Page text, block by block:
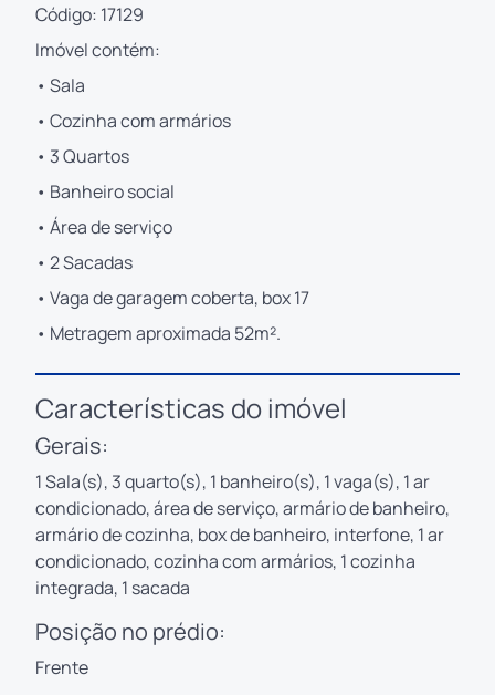
Código: 17129
Imóvel contém:
• Sala
• Cozinha com armários
• 3 Quartos
• Banheiro social
• Área de serviço
• 2 Sacadas
• Vaga de garagem coberta, box 17
• Metragem aproximada 52m².
Características do imóvel
Gerais:
1 Sala(s), 3 quarto(s), 1 banheiro(s), 1 vaga(s), 1 ar
condicionado, área de serviço, armário de banheiro,
armário de cozinha, box de banheiro, interfone, 1 ar
condicionado, cozinha com armários, 1 cozinha
integrada, 1 sacada
Posição no prédio:
Frente